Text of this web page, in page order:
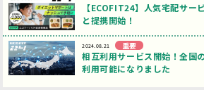
FAQ
FC NEWS
問い合わせ
【ECOFIT24】人気宅配サー
と提携開始！
2024.08.21 重要
相互利用サービス開始！全国
利用可能になりました